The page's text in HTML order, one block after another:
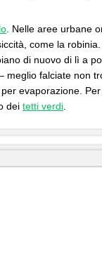
. Nelle aree urbane
come la
di nuovo di lì a
meglio falciate non
evaporazione.
dei tetti verdi